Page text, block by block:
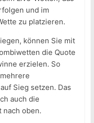
und im
zu platzieren.
können Sie mit
die Quote
erzielen. So
Sieg setzen. Das
auch die
oben.